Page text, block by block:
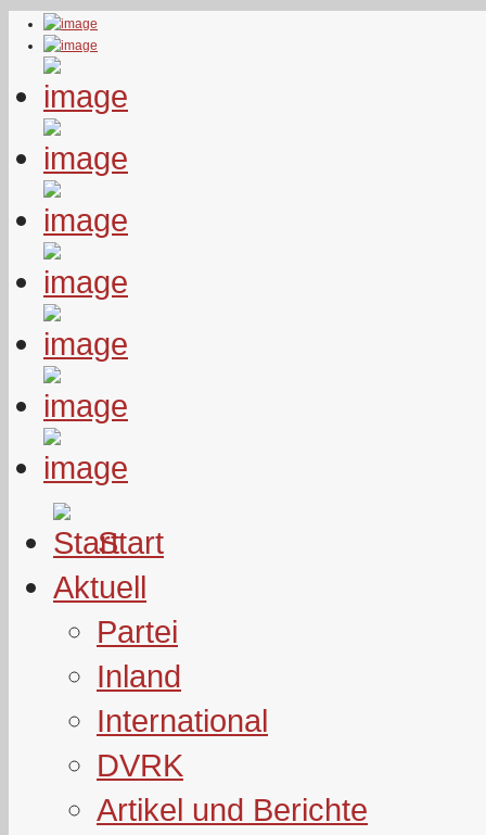
Start
Aktuell
Partei
Inland
International
DVRK
Artikel und Berichte